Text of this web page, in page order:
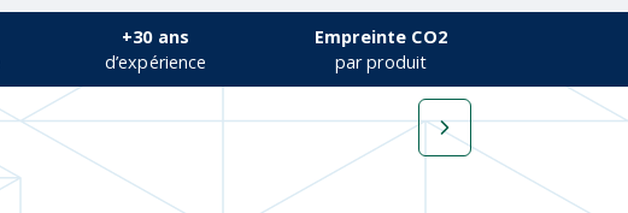
+30 ans
d’expérience
Empreinte CO2
par produit